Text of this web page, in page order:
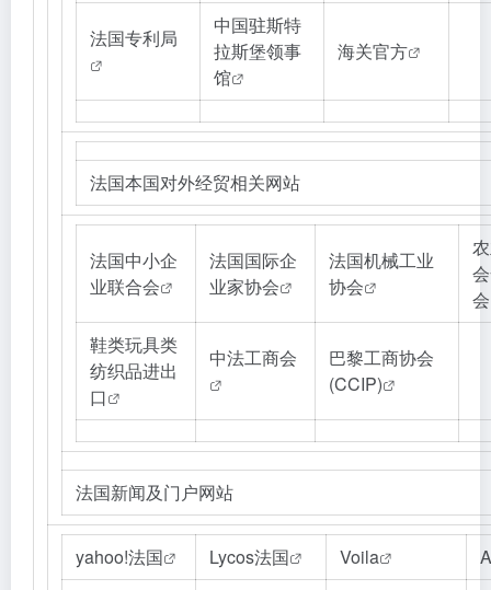
法国专利局
中国驻斯特
拉斯堡领事
馆
海关官方
法国本国对外经贸相关网站
法国中小企
业联合会
法国国际企
业家协会
法国机械工业
协会
会
鞋类玩具类
纺织品进出
口
中法工商会
巴黎工商协会
(CCIP)
法国新闻及门户网站
yahoo!法国 Lycos法国 Voila